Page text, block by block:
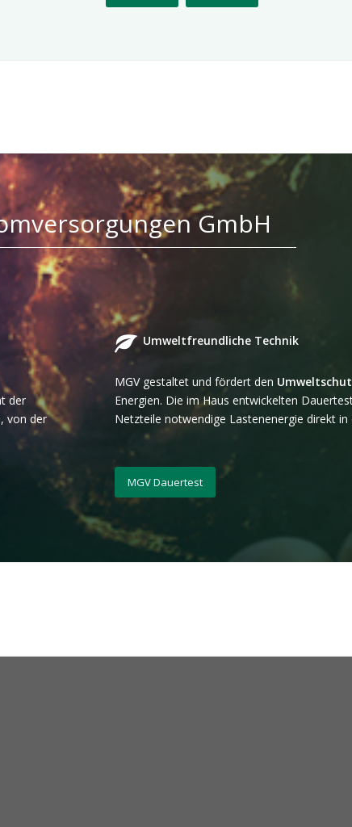
GmbH
der
von der
Umweltfreundliche Technik
MGV gestaltet und fördert den
Energien. Die im Haus entwickelten
Netzteile notwendige Lastenenergie direkt in
MGV Dauertest